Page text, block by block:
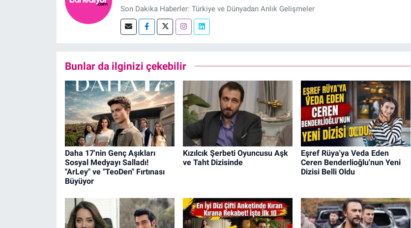
Son Dakika Haberler: Türkiye ve Dünyadan Anlık Gelişmeler
Bunlar da ilginizi çekebilir
Daha 17'nin Genç Aşıkları
Sosyal Medyayı Salladı!
"ArLey" ve "TeoDen" Fırtınası
Büyüyor
Kızılcık Şerbeti Oyuncusu Aşk
ve Taht Dizisinde
Eşref Rüya'ya Veda Eden
Ceren Benderlioğlu'nun Yeni
Dizisi Belli Oldu